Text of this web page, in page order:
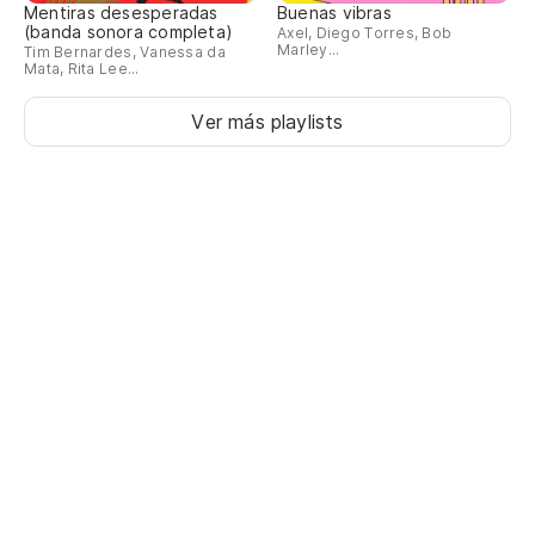
Mentiras desesperadas
(banda sonora completa)
Tim Bernardes, Vanessa da
Mata, Rita Lee...
Buenas vibras
Axel, Diego Torres, Bob
Marley...
Ver más playlists